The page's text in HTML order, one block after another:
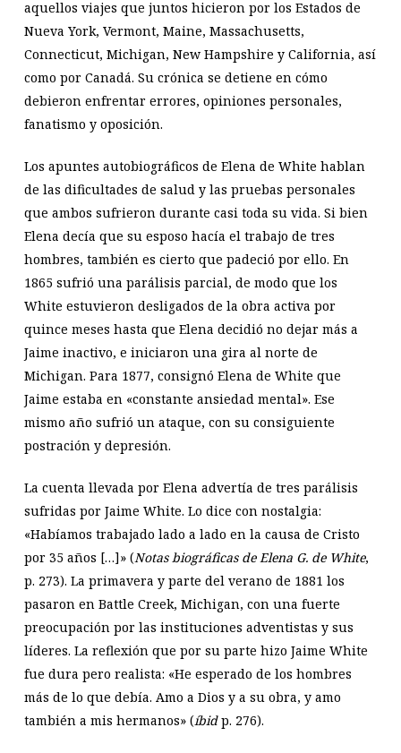
aquellos viajes que juntos hicieron por los Estados de
Nueva York, Vermont, Maine, Massachusetts,
Connecticut, Michigan, New Hampshire y California, así
como por Canadá. Su crónica se detiene en cómo
debieron enfrentar errores, opiniones personales,
fanatismo y oposición.
Los apuntes autobiográficos de Elena de White hablan
de las dificultades de salud y las pruebas personales
que ambos sufrieron durante casi toda su vida. Si bien
Elena decía que su esposo hacía el trabajo de tres
hombres, también es cierto que padeció por ello. En
1865 sufrió una parálisis parcial, de modo que los
White estuvieron desligados de la obra activa por
quince meses hasta que Elena decidió no dejar más a
Jaime inactivo, e iniciaron una gira al norte de
Michigan. Para 1877, consignó Elena de White que
Jaime estaba en «constante ansiedad mental». Ese
mismo año sufrió un ataque, con su consiguiente
postración y depresión.
La cuenta llevada por Elena advertía de tres parálisis
sufridas por Jaime White. Lo dice con nostalgia:
«Habíamos trabajado lado a lado en la causa de Cristo
por 35 años […]» (Notas biográficas de Elena G. de White,
p. 273). La primavera y parte del verano de 1881 los
pasaron en Battle Creek, Michigan, con una fuerte
preocupación por las instituciones adventistas y sus
líderes. La reflexión que por su parte hizo Jaime White
fue dura pero realista: «He esperado de los hombres
más de lo que debía. Amo a Dios y a su obra, y amo
también a mis hermanos» (íbidp. 276).